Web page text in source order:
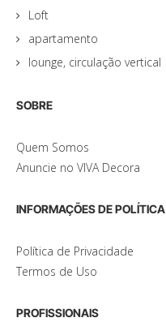
Loft
apartamento
lounge, circulação vertical
SOBRE
Quem Somos
Anuncie no VIVA Decora
INFORMAÇÕES DE POLÍTICA
Política de Privacidade
Termos de Uso
PROFISSIONAIS